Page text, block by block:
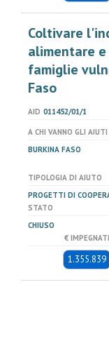
Coltivare
alimentare
famiglie
Faso
AID 011452/01/1
A CHI VANNO GLI AIUTI
BURKINA FASO
TIPOLOGIA DI AIUTO
PROGETTI DI
STATO
CHIUSO
€ IMPEGNATI
1.355.839